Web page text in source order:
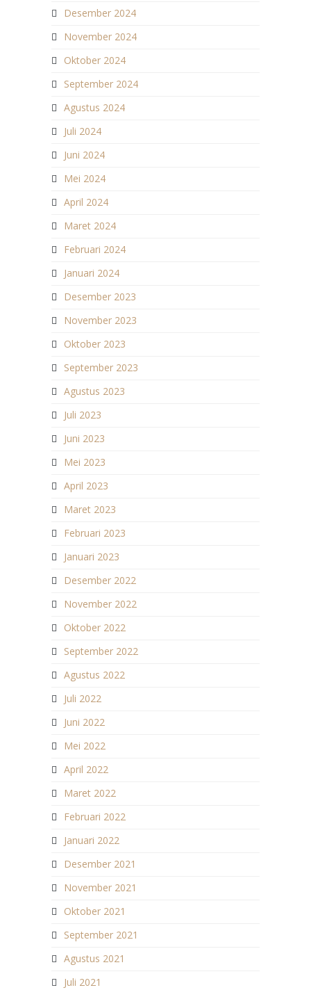
Desember 2024
November 2024
Oktober 2024
September 2024
Agustus 2024
Juli 2024
Juni 2024
Mei 2024
April 2024
Maret 2024
Februari 2024
Januari 2024
Desember 2023
November 2023
Oktober 2023
September 2023
Agustus 2023
Juli 2023
Juni 2023
Mei 2023
April 2023
Maret 2023
Februari 2023
Januari 2023
Desember 2022
November 2022
Oktober 2022
September 2022
Agustus 2022
Juli 2022
Juni 2022
Mei 2022
April 2022
Maret 2022
Februari 2022
Januari 2022
Desember 2021
November 2021
Oktober 2021
September 2021
Agustus 2021
Juli 2021